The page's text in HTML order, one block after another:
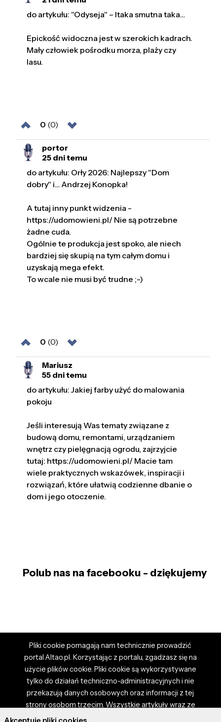
do artykułu: "Odyseja" – Itaka smutna taka…
Epickość widoczna jest w szerokich kadrach.
Mały człowiek pośrodku morza, plaży czy
lasu.
0 (0)
portor
25 dni temu
do artykułu: Orły 2026: Najlepszy "Dom
dobry" i… Andrzej Konopka!
A tutaj inny punkt widzenia -
https://udomowieni.pl/ Nie są potrzebne
żadne cuda.
Ogólnie te produkcja jest spoko, ale niech
bardziej się skupią na tym całym domu i
uzyskają mega efekt.
To wcale nie musi być trudne ;-)
0 (0)
Mariusz
55 dni temu
do artykułu: Jakiej farby użyć do malowania
pokoju
Jeśli interesują Was tematy związane z
budową domu, remontami, urządzaniem
wnętrz czy pielęgnacją ogrodu, zajrzyjcie
tutaj: https://udomowieni.pl/ Macie tam
wiele praktycznych wskazówek, inspiracji i
rozwiązań, które ułatwią codzienne dbanie o
dom i jego otoczenie.
Polub nas na facebooku - dziękujemy
Pliki cookie pomagają nam technicznie prowadzić
portal Altao.pl. Korzystając z portalu, zgadzasz się na
użycie plików cookie. Pliki cookie są wykorzystywane
tylko do działań techniczno-administracyjnych i nie
przekazują danych osobowych oraz informacji z tej
strony osobom trzecim. Wszystkie artykuły wraz ze
zdjęciami i materiałami dostępnymi na portalu są